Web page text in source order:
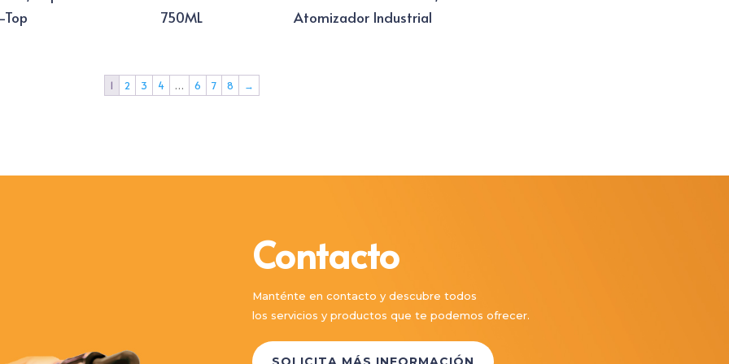
Top
750ML
Atomizador Industrial
1 2 3 4 … 6 7 8 →
Contacto
Manténte en contacto y descubre todos
los servicios y productos que te podemos ofrecer.